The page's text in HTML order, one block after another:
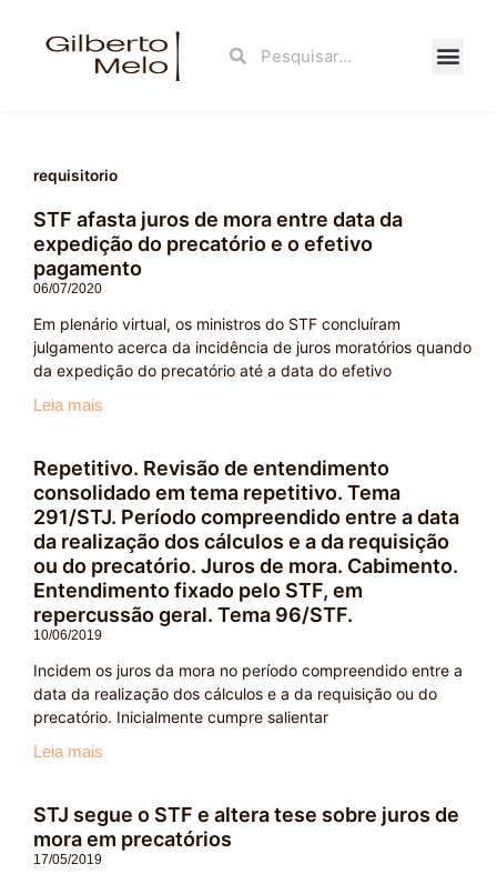
Search
requisitorio
STF afasta juros de mora entre data da
expedição do precatório e o efetivo
pagamento
06/07/2020
Em plenário virtual, os ministros do STF concluíram
julgamento acerca da incidência de juros moratórios quando
da expedição do precatório até a data do efetivo
Leia mais
Repetitivo. Revisão de entendimento
consolidado em tema repetitivo. Tema
291/STJ. Período compreendido entre a data
da realização dos cálculos e a da requisição
ou do precatório. Juros de mora. Cabimento.
Entendimento fixado pelo STF, em
repercussão geral. Tema 96/STF.
10/06/2019
Incidem os juros da mora no período compreendido entre a
data da realização dos cálculos e a da requisição ou do
precatório. Inicialmente cumpre salientar
Leia mais
STJ segue o STF e altera tese sobre juros de
mora em precatórios
17/05/2019